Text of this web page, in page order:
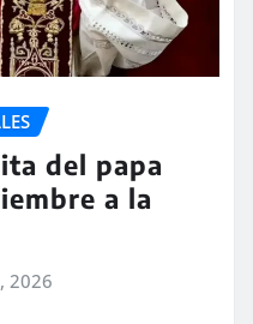
del papa
a la
2026